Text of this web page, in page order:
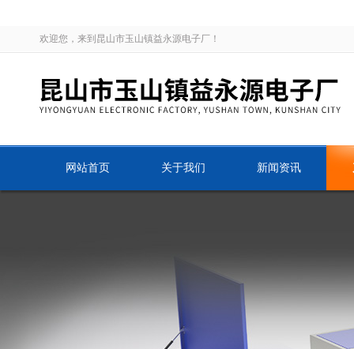
欢迎您，来到昆山市玉山镇益永源电子厂！
网站首页 关于我们 新闻资讯